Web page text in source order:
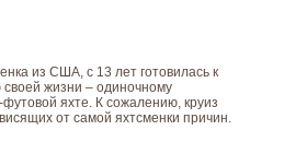
из США, с 13 лет готовилась к
жизни – одиночному
яхте. К сожалению, круиз
от самой яхтсменки причин.